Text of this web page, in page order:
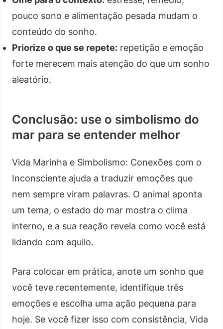
pouco sono e alimentação pesada mudam o
conteúdo do sonho.
Priorize o que se repete: repetição e emoção
forte merecem mais atenção do que um sonho
aleatório.
Conclusão: use o simbolismo do
mar para se entender melhor
Vida Marinha e Simbolismo: Conexões com o
Inconsciente ajuda a traduzir emoções que
nem sempre viram palavras. O animal aponta
um tema, o estado do mar mostra o clima
interno, e a sua reação revela como você está
lidando com aquilo.
Para colocar em prática, anote um sonho que
você teve recentemente, identifique três
emoções e escolha uma ação pequena para
hoje. Se você fizer isso com consistência, Vida